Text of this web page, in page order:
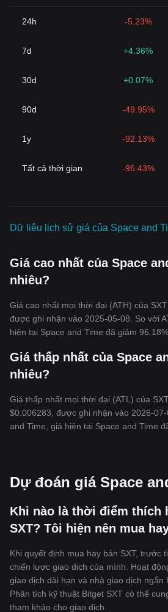
24h -5.23%
7d +4.36%
30d +0.07%
90d -49.95%
1y -92.13%
‌Tất cả thời gian -96.43%
Dữ liệu lịch sử giá của Space and
Giá cao nhất của Space
nhiêu?
Giá cao nhất mọi thời đại (ATH) của
được ghi nhận vào 2025-05-08. So với
hiện tại Space and Time đã giảm 96.18%.
Giá thấp nhất của Space
nhiêu?
Giá thấp nhất mọi thời đại (ATL) của
$0.006283, được ghi nhận vào 2026-07-
and Time, giá hiện tại Space and Time
Dự đoán giá Space
Khi nào là thời điểm thích
SXT? Tôi hiện nên mua
Khi quyết định mua hay bán SXT, trước
chiến lược giao dịch của mình. Hoạt
giao dịch dài hạn và nhà giao dịch ngắn
Phân tích kỹ thuật Bitget SXT có thể
tham khảo cho giao dịch.